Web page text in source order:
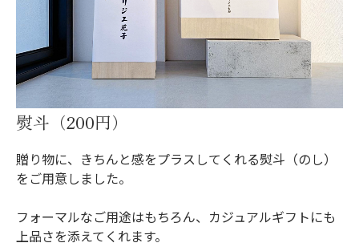
熨斗（200円）
贈り物に、きちんと感をプラスしてくれる熨斗（のし）
をご用意しました。
フォーマルなご用途はもちろん、カジュアルギフトにも
上品さを添えてくれます。